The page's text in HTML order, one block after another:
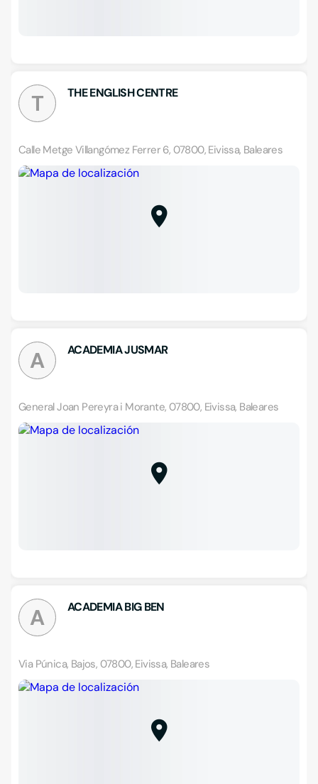
T THE ENGLISH CENTRE
Calle Metge Villangómez Ferrer 6, 07800, Eivissa, Baleares
A ACADEMIA JUSMAR
General Joan Pereyra i Morante, 07800, Eivissa, Baleares
A ACADEMIA BIG BEN
Via Púnica, Bajos, 07800, Eivissa, Baleares